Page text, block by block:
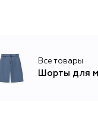
Все товары
Шорты для